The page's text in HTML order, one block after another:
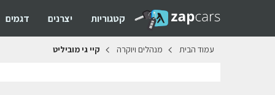
קטגוריות יצרנים דגמים
עמוד הבית מנהלים ויוקרה קיי גי מוביליט